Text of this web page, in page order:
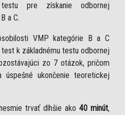
testu pre získanie odbornej
a C.
VMP kategórie B a C
k základnému testu odbornej
zo 7 otázok, pričom
ukončenie teoretickej
trvať dlhšie ako 40 minút,